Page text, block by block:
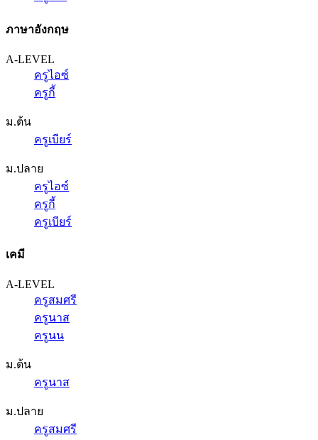
ภาษาอังกฤษ
A-LEVEL
ครูไอซ์
ครูกี้
ม.ต้น
ครูเบียร์
ม.ปลาย
ครูไอซ์
ครูกี้
ครูเบียร์
เคมี
A-LEVEL
ครูสมศรี
ครูนาส
ครูนน
ม.ต้น
ครูนาส
ม.ปลาย
ครูสมศรี